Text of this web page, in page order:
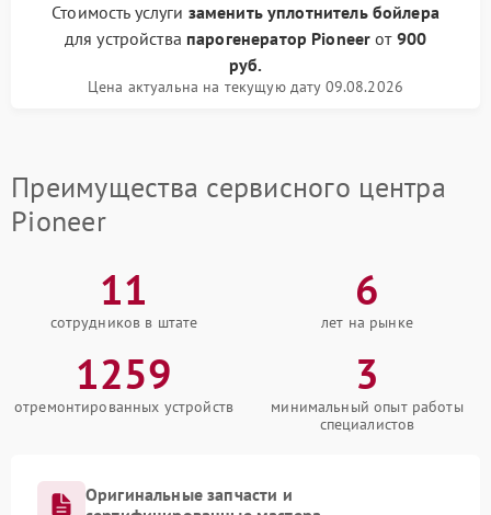
Стоимость услуги заменить уплотнитель бойлера
для устройства парогенератор Pioneer от 900
руб.
Цена актуальна на текущую дату 09.08.2026
Преимущества сервисного центра
Pioneer
11
сотрудников в штате
6
лет на рынке
1259
отремонтированных устройств
3
минимальный опыт работы
специалистов
Оригинальные запчасти и